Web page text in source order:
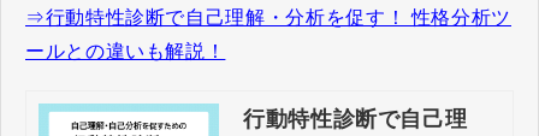
⇒行動特性診断で自己理解・分析を促す！ 性格分析ツ
ールとの違いも解説！
行動特性診断で自己理